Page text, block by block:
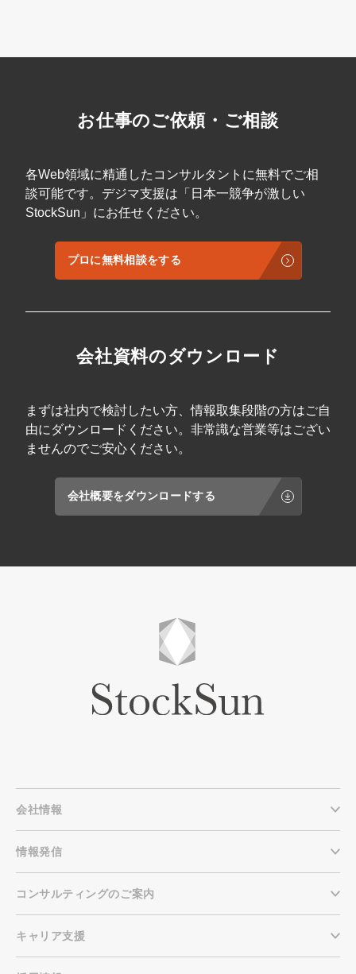
お仕事のご依頼・ご相談
各Web領域に精通したコンサルタントに無料でご相
談可能です。デジマ支援は「日本一競争が激しい
StockSun」にお任せください。
プロに無料相談をする
会社資料のダウンロード
まずは社内で検討したい方、情報取集段階の方はご自
由にダウンロードください。非常識な営業等はござい
ませんのでご安心ください。
会社概要をダウンロードする
会社情報
情報発信
コンサルティングのご案内
キャリア支援